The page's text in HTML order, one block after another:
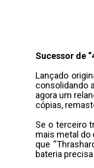
Sucessor de
Lançado
consolidando
agora um
cópias,
Se o terceiro
mais metal do
que
bateria